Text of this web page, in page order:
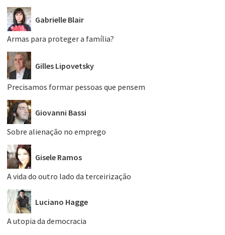
Gabrielle Blair
Armas para proteger a família?
Gilles Lipovetsky
Precisamos formar pessoas que pensem
Giovanni Bassi
Sobre alienação no emprego
Gisele Ramos
A vida do outro lado da terceirização
Luciano Hagge
A utopia da democracia